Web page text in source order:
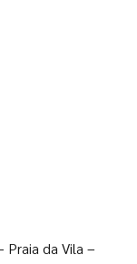
Praia da Vila –